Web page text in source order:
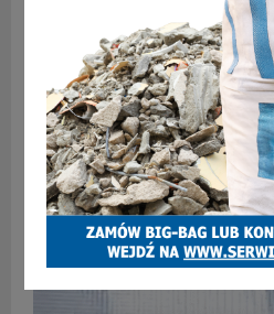
Tylko się potknąć i
dworcu autobusowym